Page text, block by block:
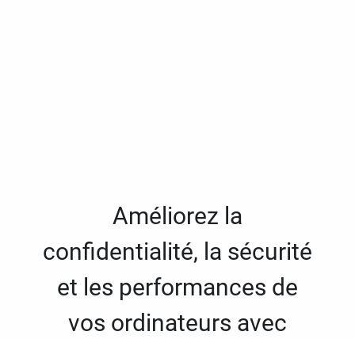
Améliorez la
confidentialité, la sécurité
et les performances de
vos ordinateurs avec